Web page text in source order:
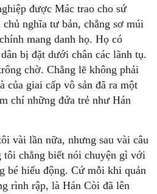
được Mác trao cho sứ
chủ nghĩa tư bản, chẳng sơ múi
mang danh họ. Họ có
bị đặt dưới chân các lãnh tụ.
chờ. Chẳng lẽ không phải
của giai cấp vô sản đã ra một
chí những đứa trẻ như Hán
vài lần nữa, nhưng sau vài câu
tôi chẳng biết nói chuyện gì với
bé hiếu động. Cứ mỗi khi quản
rình rập, là Hán Còi đã lên